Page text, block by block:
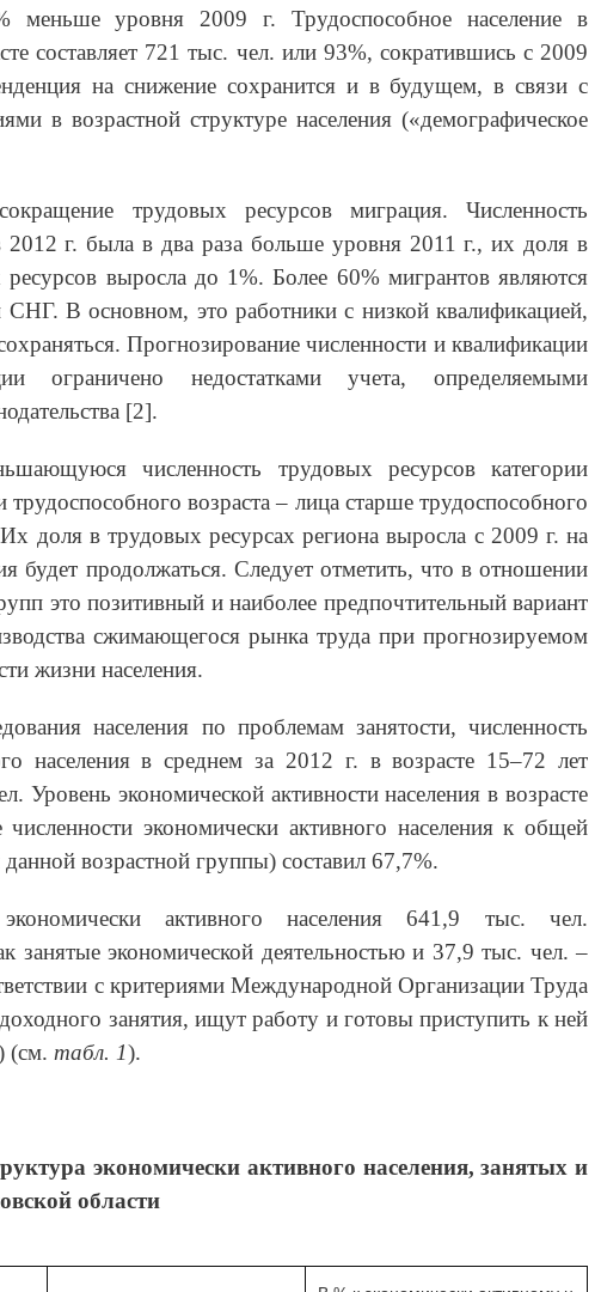
уровня 2009 г. Трудоспособное население в
составляет 721 тыс. чел. или 93%, сократившись с 2009
на снижение сохранится и в будущем, в связи с
в возрастной структуре населения («демографическое
трудовых ресурсов миграция. Численность
2012 г. была в два раза больше уровня 2011 г., их доля в
ресурсов выросла до 1%. Более 60% мигрантов являются
СНГ. В основном, это работники с низкой квалификацией,
Прогнозирование численности и квалификации
ограничено недостатками учета, определяемыми
[2].
численность трудовых ресурсов категории
трудоспособного возраста – лица старше трудоспособного
доля в трудовых ресурсах региона выросла с 2009 г. на
будет продолжаться. Следует отметить, что в отношении
это позитивный и наиболее предпочтительный вариант
сжимающегося рынка труда при прогнозируемом
жизни населения.
населения по проблемам занятости, численность
населения в среднем за 2012 г. в возрасте 15–72 лет
Уровень экономической активности населения в возрасте
экономически активного населения к общей
данной возрастной группы) составил 67,7%.
активного населения 641,9 тыс. чел.
занятые экономической деятельностью и 37,9 тыс. чел. –
с критериями Международной Организации Труда
занятия, ищут работу и готовы приступить к ней
(см. табл. 1).
экономически активного населения, занятых и
области